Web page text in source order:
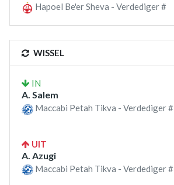
Hapoel Be'er Sheva - Verdediger #
WISSEL
IN
A. Salem
Maccabi Petah Tikva - Verdediger #
UIT
A. Azugi
Maccabi Petah Tikva - Verdediger #